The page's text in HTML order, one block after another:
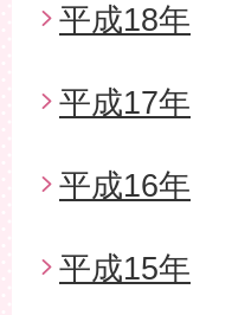
平成18年
平成17年
平成16年
平成15年